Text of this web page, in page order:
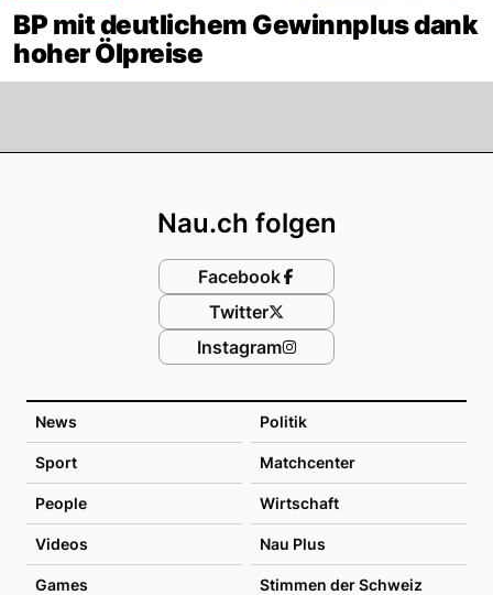
BP mit deutlichem Gewinnplus dank
hoher Ölpreise
News Politik
Sport Matchcenter
People Wirtschaft
Videos Nau Plus
Games Stimmen der Schweiz
Nau.ch folgen
Facebook
Twitter
Instagram